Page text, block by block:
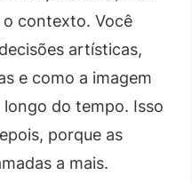
contexto. Você
artísticas,
e como a imagem
do tempo. Isso
porque as
a mais.